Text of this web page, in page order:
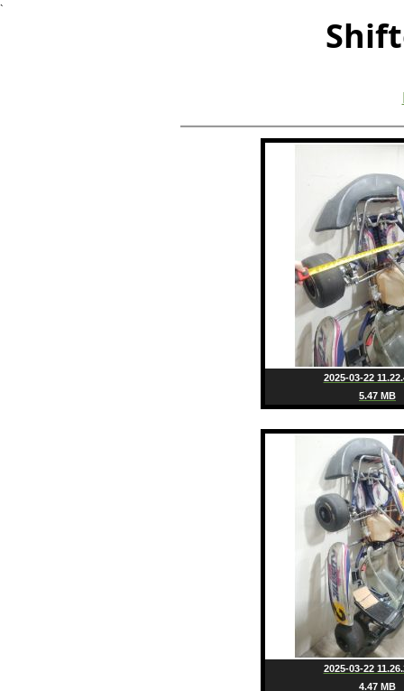
`
2025-03-22
5.47 MB
2025-03-22
4.47 MB